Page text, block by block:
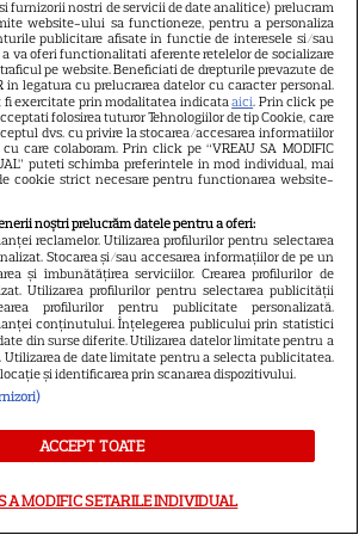
de confidenţialitate
Sitemap
NUMĂRUL CURENT
ABONEAZA-TE LA REVISTĂ
Libertatea
pentru femei
GSP
Știri mondene
Avantaje
furnizorii nostri de servicii de date analitice) prelucram
website-ului sa functioneze, pentru a personaliza
publicitare afisate in functie de interesele si/sau
a va oferi functionalitati aferente retelelor de socializare
pe website. Beneficiati de drepturile prevazute de
in legatura cu prelucrarea datelor cu caracter personal.
fi exercitate prin modalitatea indicataaici. Prin click pe
acceptati folosirea tuturor Tehnologiilor de tip Cookie, care
dvs. cu privire la stocarea/accesarea informatiilor
care colaboram. Prin click pe “VREAU SA MODIFIC
puteti schimba preferintele in mod individual, mai
cookie strict necesare pentru functionarea website-
noștri prelucrăm datele pentru a oferi:
reclamelor. Utilizarea profilurilor pentru selectarea
Stocarea și/sau accesarea informațiilor de pe un
și îmbunătățirea serviciilor. Crearea profilurilor de
Utilizarea profilurilor pentru selectarea publicității
profilurilor pentru publicitate personalizată.
conținutului. Înțelegerea publicului prin statistici
din surse diferite. Utilizarea datelor limitate pentru a
de date limitate pentru a selecta publicitatea.
și identificarea prin scanarea dispozitivului.
ACCEPT TOATE
MODIFIC SETARILE INDIVIDUAL